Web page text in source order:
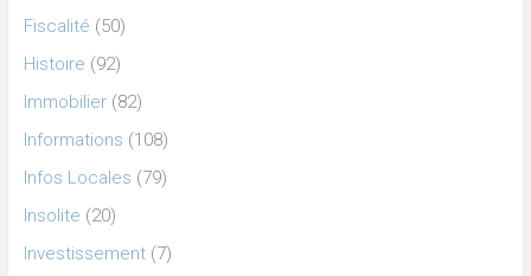
Fiscalité (50)
Histoire (92)
Immobilier(82)
Informations (108)
Infos Locales (79)
Insolite (20)
Investissement(7)